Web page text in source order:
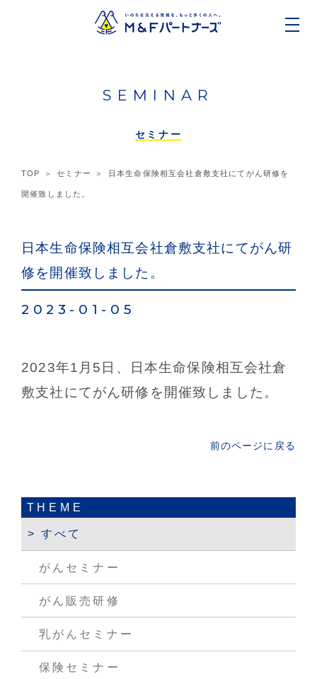
SEMINAR
セミナー
TOP セミナー 日本生命保険相互会社倉敷支社にてがん研修を
開催致しました。
日本生命保険相互会社倉敷支社にてがん研
修を開催致しました。
2023-01-05
2023年1月5日、日本生命保険相互会社倉
敷支社にてがん研修を開催致しました。
前のページに戻る
THEME
すべて
がんセミナー
がん販売研修
乳がんセミナー
保険セミナー